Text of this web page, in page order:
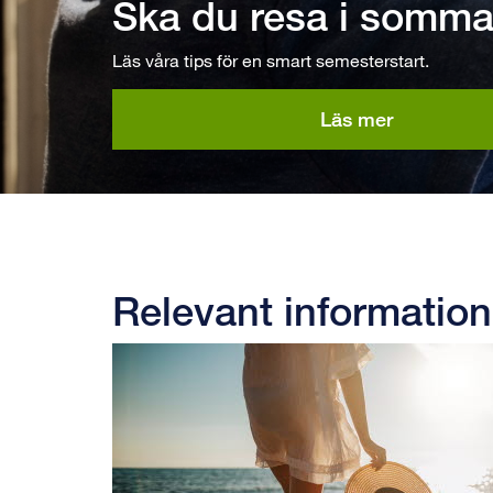
Ska du resa i
Läs våra tips för en smart semesterstart.
Läs mer
Relevant information